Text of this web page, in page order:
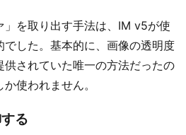
」を取り出す手法は、IM v5が使
でした。基本的に、画像の透明度
供されていた唯一の方法だったの
使われません。
る